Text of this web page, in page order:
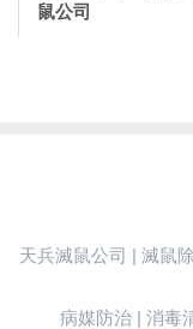
鼠公司
天兵滅鼠公司 | 滅鼠
病媒防治 | 消毒